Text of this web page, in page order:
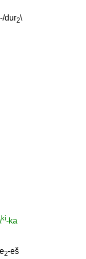
-/dur2\
ki-ka
2-eš